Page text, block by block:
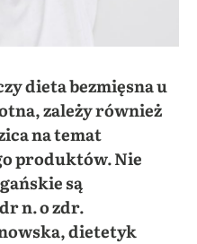
dieta bezmięsna u
zależy również
na temat
produktów. Nie
są
n. o zdr.
dietetyk